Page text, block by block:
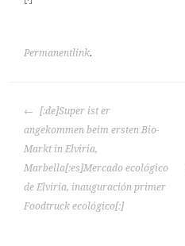
Permanentlink.
ARTIKEL-
NAVIGATION
[:de]Super ist er
angekommen beim ersten Bio-
Markt in Elviria,
Marbella[:es]Mercado ecológico
de Elviria, inauguración primer
Foodtruck ecológico[:]